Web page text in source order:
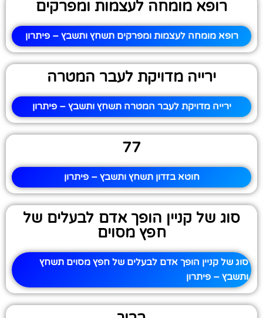
רופא מומחה לעצמות ומפרקים
רופא מומחה לעצמות ומפרקים תשחץ ותשבץ – פיתרון
ירייה מדויקת לעבר המטרה
ירייה מדויקת לעבר המטרה תשחץ ותשבץ – פיתרון
77
חוטא בזדון תשחץ ותשבץ – פיתרון
סוג של קניין הופך אדם לבעלים של
חפץ מסוים
סוג של קניין הופך אדם לבעלים של חפץ מסוים תשחץ
ותשבץ – פיתרון